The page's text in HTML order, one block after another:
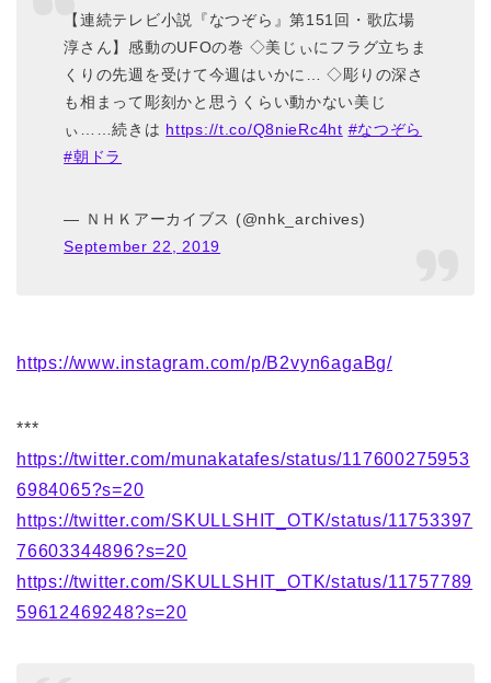
【連続テレビ小説『なつぞら』第151回・歌広場
淳さん】感動のUFOの巻 ◇美じぃにフラグ立ちま
くりの先週を受けて今週はいかに… ◇彫りの深さ
も相まって彫刻かと思うくらい動かない美じ
ぃ……続きは https://t.co/Q8nieRc4ht #なつぞら
#朝ドラ
— ＮＨＫアーカイブス (@nhk_archives)
September 22, 2019
https://www.instagram.com/p/B2vyn6agaBg/
***
https://twitter.com/munakatafes/status/117600275953
6984065?s=20
https://twitter.com/SKULLSHIT_OTK/status/11753397
76603344896?s=20
https://twitter.com/SKULLSHIT_OTK/status/11757789
59612469248?s=20